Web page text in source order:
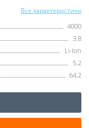
Все характеристики
4000
3.8
Li-Ion
5.2
64.2